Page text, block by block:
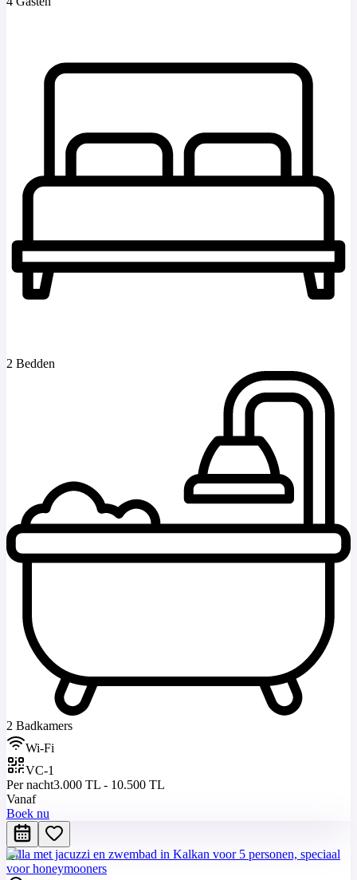
2 Bedden
2 Badkamers
Wi-Fi
VC-1
Per nacht3.000 TL - 10.500 TL
Vanaf
Boek nu
Villa met jacuzzi en zwembad in Kalkan voor 5 personen, speciaal
voor honeymooners